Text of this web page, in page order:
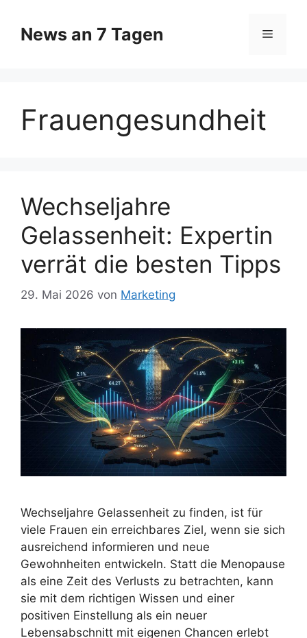
Inhalt
springen
News an 7 Tagen Menü
Frauengesundheit
Wechseljahre
Gelassenheit: Expertin
verrät die besten Tipps
29. Mai 2026 von Marketing
Wechseljahre Gelassenheit zu finden, ist für
viele Frauen ein erreichbares Ziel, wenn sie sich
ausreichend informieren und neue
Gewohnheiten entwickeln. Statt die Menopause
als eine Zeit des Verlusts zu betrachten, kann
sie mit dem richtigen Wissen und einer
positiven Einstellung als ein neuer
Lebensabschnitt mit eigenen Chancen erlebt